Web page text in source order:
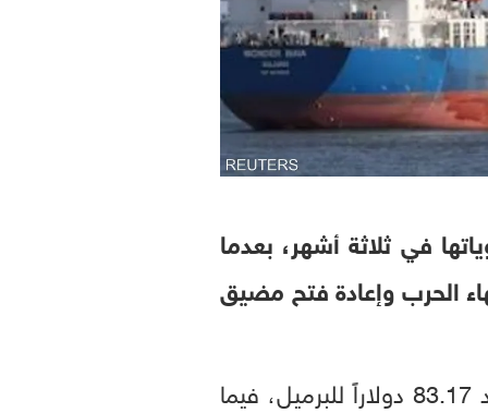
مستوياتها في ثلاثة أشهر، بعدما
الحرب وإعادة فتح مضيق
بمقدار 4.16 دولار، أو 4.76 بالمئة، لتغلق عند 83.17 دولاراً للبرميل، فيما